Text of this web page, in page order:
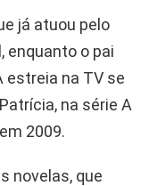
já atuou pelo
enquanto o pai
estreia na TV se
na série A
2009.
novelas, que